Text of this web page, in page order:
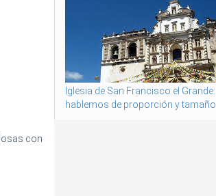
con
Iglesia de San Francisco el Grande:
hablemos de proporción y tamaño